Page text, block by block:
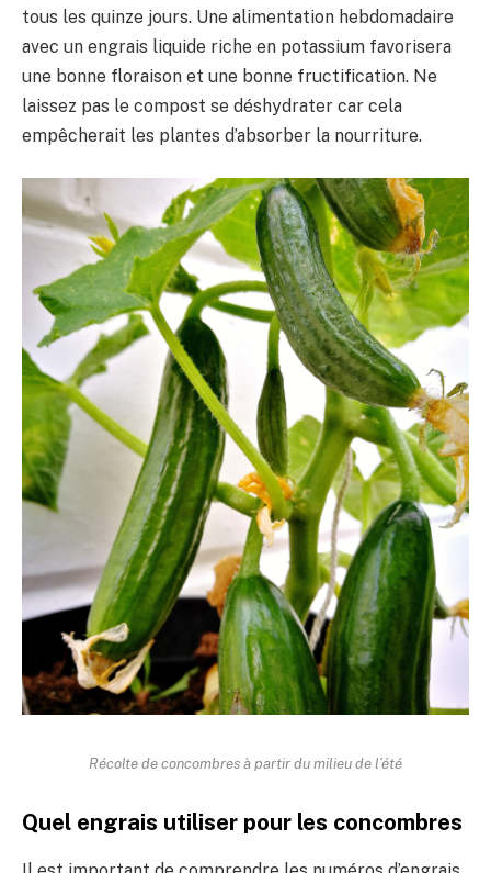
tous les quinze jours. Une alimentation hebdomadaire
avec un engrais liquide riche en potassium favorisera
une bonne floraison et une bonne fructification. Ne
laissez pas le compost se déshydrater car cela
empêcherait les plantes d’absorber la nourriture.
Récolte de concombres à partir du milieu de l’été
Quel engrais utiliser pour les concombres